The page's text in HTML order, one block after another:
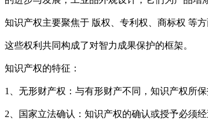
知识产权主要聚焦于 版权、专利权、商标权 等方
这些权利共同构成了对智力成果保护的框架。
知识产权的特征：
1、无形财产权：与有形财产不同，知识产权所
2、国家立法确认：知识产权的确认或授予必须